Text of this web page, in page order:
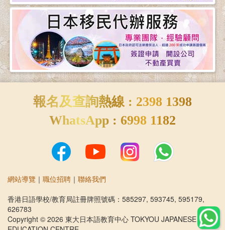
報名及查詢熱線 : 2398 1398
WhatsApp : 6998 1182
網站導覽 ｜ 職位招聘 ｜ 聯絡我們
香港日語學校/教育局註冊牌照號碼：585297, 593745, 595179,
626783
Copyright © 2026 東大日本語教育中心 TOKYOU JAPANESE